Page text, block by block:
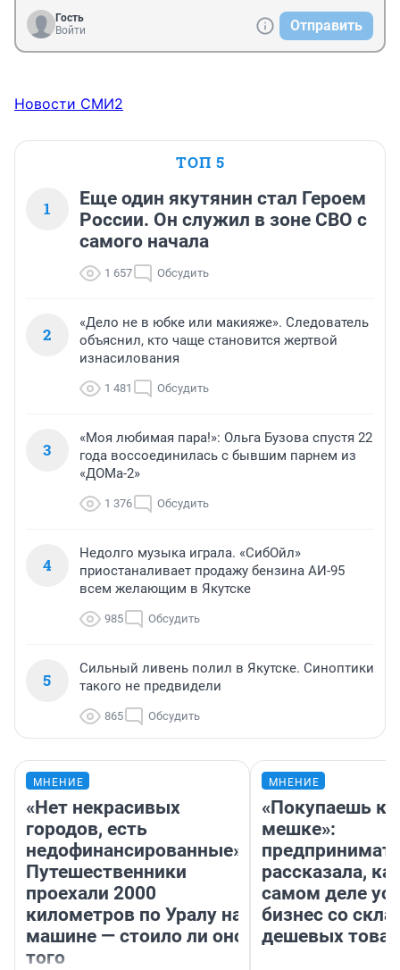
Гость
Войти
Отправить
Новости СМИ2
ТОП 5
1
Еще один якутянин стал Героем
России. Он служил в зоне СВО с
самого начала
1 657 Обсудить
2
«Дело не в юбке или макияже». Следователь
объяснил, кто чаще становится жертвой
изнасилования
1 481 Обсудить
3
«Моя любимая пара!»: Ольга Бузова спустя 22
года воссоединилась с бывшим парнем из
«ДОМа-2»
1 376 Обсудить
4
Недолго музыка играла. «СибОйл»
приостаналивает продажу бензина АИ-95
всем желающим в Якутске
985 Обсудить
5
Сильный ливень полил в Якутске. Синоптики
такого не предвидели
865 Обсудить
МНЕНИЕ
«Нет некрасивых
городов, есть
недофинансированные».
Путешественники
проехали 2000
километров по Уралу на
машине — стоило ли оно
того
МНЕНИЕ
«Покупаешь
мешке»:
рассказала,
самом деле
бизнес со
дешевых